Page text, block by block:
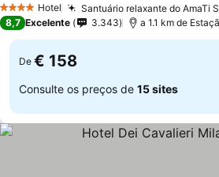
4 EstrelasHotel Santuário relaxante do AmaTi
8,7 Excelente 3.343 a 1.1 km de
De € 158
Consulte os preços de 15 sites